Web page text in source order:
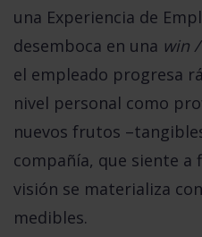
una Experiencia de
desemboca en una win
el empleado progresa
nivel personal como
nuevos frutos
compañía, que siente a
visión se materializa
medibles.